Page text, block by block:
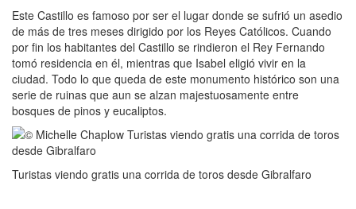
Este Castillo es famoso por ser el lugar donde se sufrió un asedio
de más de tres meses dirigido por los Reyes Católicos. Cuando
por fin los habitantes del Castillo se rindieron el Rey Fernando
tomó residencia en él, mientras que Isabel eligió vivir en la
ciudad. Todo lo que queda de este monumento histórico son una
serie de ruinas que aun se alzan majestuosamente entre
bosques de pinos y eucaliptos.
Turistas viendo gratis una corrida de toros desde Gibralfaro